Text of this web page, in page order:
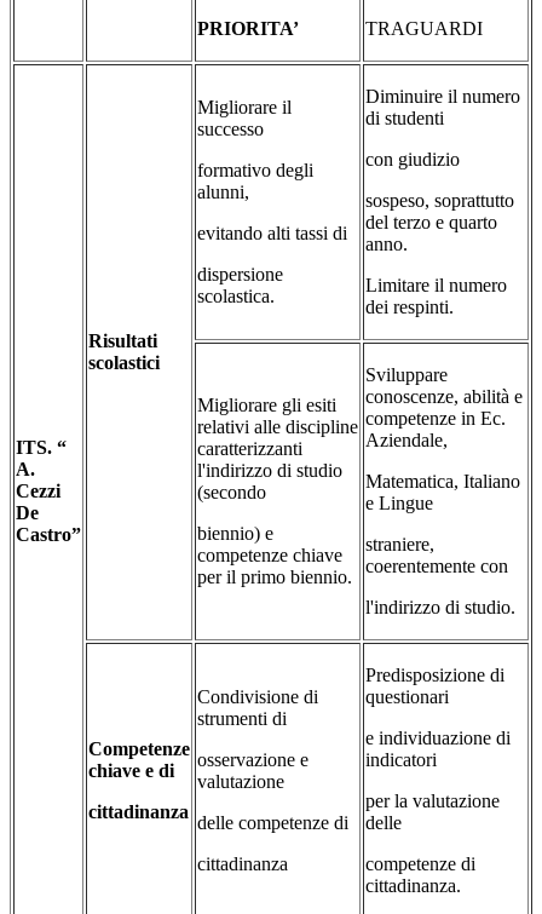
PRIORITA’ TRAGUARDI
ITS. “
A.
Cezzi
De
Castro”
Risultati
scolastici
Migliorare il
successo
formativo degli
alunni,
evitando alti tassi di
dispersione
scolastica.
Diminuire il numero
di studenti
con giudizio
sospeso, soprattutto
del terzo e quarto
anno.
Limitare il numero
dei respinti.
Migliorare gli esiti
relativi alle discipline
caratterizzanti
l'indirizzo di studio
(secondo
biennio) e
competenze chiave
per il primo biennio.
Sviluppare
conoscenze, abilità e
competenze in Ec.
Aziendale,
Matematica, Italiano
e Lingue
straniere,
coerentemente con
l'indirizzo di studio.
Competenze
chiave e di
cittadinanza
Condivisione di
strumenti di
osservazione e
valutazione
delle competenze di
cittadinanza
Predisposizione di
questionari
e individuazione di
indicatori
per la valutazione
delle
competenze di
cittadinanza.